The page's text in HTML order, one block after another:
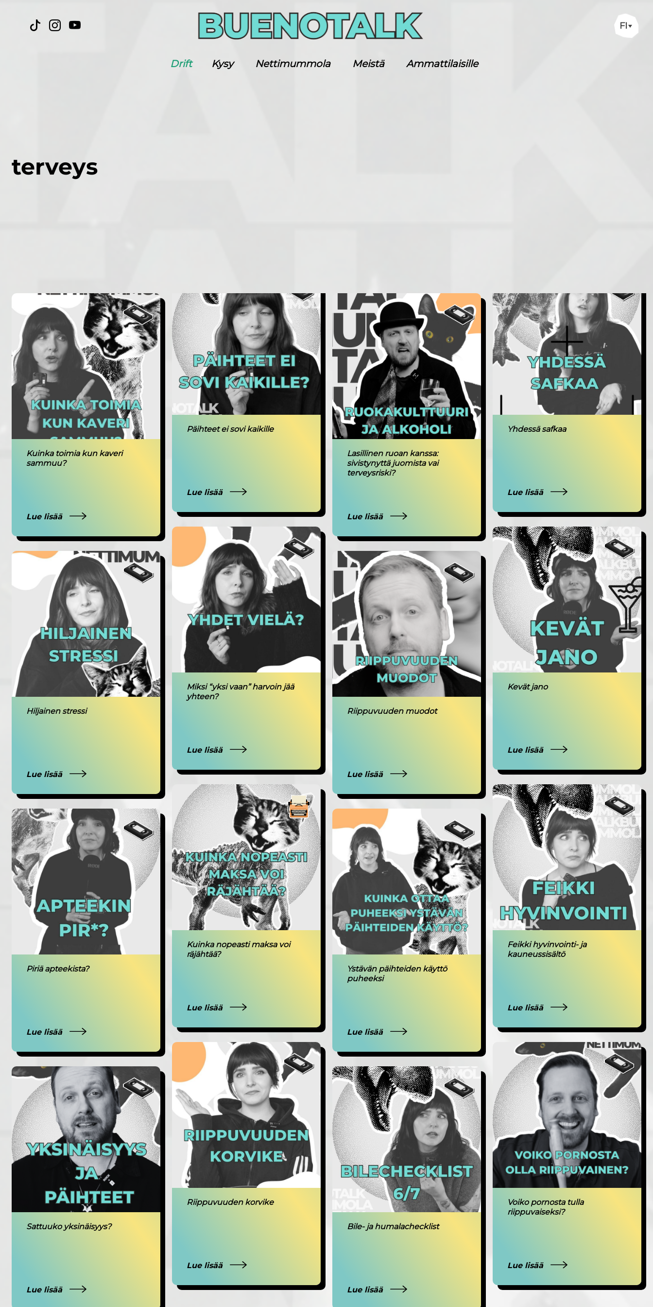
FI
Drift Kysy Nettimummola Meistä Ammattilaisille
terveys
Kuinka toimia kun kaveri
sammuu?
Lue lisää
Päihteet ei sovi kaikille
Lue lisää
Lasillinen ruoan kanssa:
sivistynyttä juomista vai
terveysriski?
Lue lisää
Yhdessä safkaa
Lue lisää
Hiljainen stressi
Lue lisää
Miksi “yksi vaan” harvoin jää
yhteen?
Lue lisää
Riippuvuuden muodot
Lue lisää
Kevät jano
Lue lisää
Piriä apteekista?
Lue lisää
Kuinka nopeasti maksa voi
räjähtää?
Lue lisää
Ystävän päihteiden käyttö
puheeksi
Lue lisää
Feikki hyvinvointi- ja
kauneussisältö
Lue lisää
Sattuuko yksinäisyys?
Lue lisää
Riippuvuuden korvike
Lue lisää
Bile- ja humalachecklist
Lue lisää
Voiko pornosta tulla
riippuvaiseksi?
Lue lisää